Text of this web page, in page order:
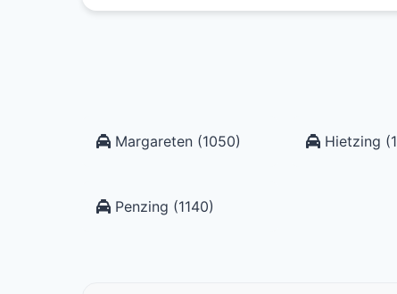
Margareten (1050) Hietzing
Penzing (1140)